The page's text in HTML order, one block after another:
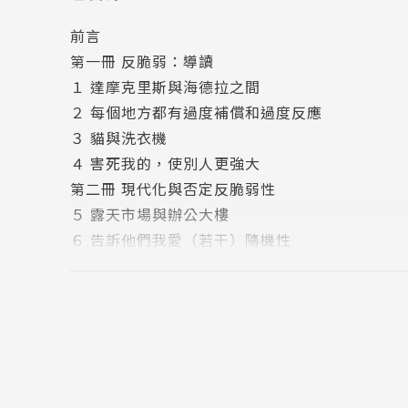
致力研究不確定性、機率和知識的問題。擁有
is）的博士學位。他在商場中打滾和當計量交易
者。著有《隨機的致富陷阱》（Fooled by
報》（The New York Times）等各大暢銷書榜
錄》（The Bed of Procrustes）則是作者的機
黑天鵝世界中極具革命性力量的終極自保手冊（
熱的思想家。雖然大部分時間遺世獨居，埋首書
出教授。他的研究主題是「不透明之下的決策
了解的世界中。
前言
第一冊 反脆弱：導讀
１ 達摩克里斯與海德拉之間
２ 每個地方都有過度補償和過度反應
３ 貓與洗衣機
４ 害死我的，使別人更強大
第二冊 現代化與否定反脆弱性
５ 露天市場與辦公大樓
６ 告訴他們我愛（若干）隨機性